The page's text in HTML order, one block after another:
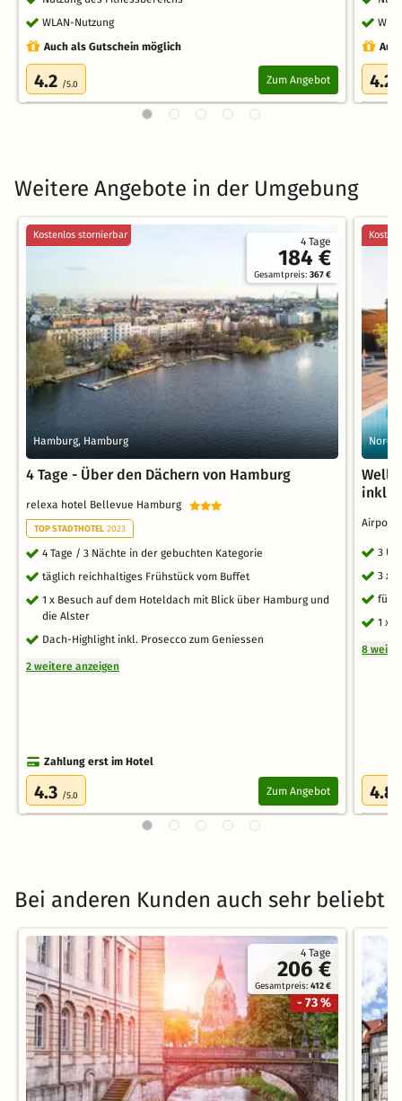
WLAN-Nutzung
Auch als Gutschein möglich
4.2 /5.0 Zum Angebot 4.2
Weitere Angebote in der Umgebung
4 Tage
184 €
Gesamtpreis:367 €
Kostenlos stornierbar
Hamburg, Hamburg
4 Tage - Über den Dächern von Hamburg
relexa hotel Bellevue Hamburg
TOP STADTHOTEL 2023
4 Tage / 3 Nächte in der gebuchten Kategorie
täglich reichhaltiges Frühstück vom Buffet
1 x Besuch auf dem Hoteldach mit Blick über Hamburg und
die Alster
Dach-Highlight inkl. Prosecco zum Geniessen
2 weitere anzeigen
Zahlung erst im Hotel
4.3 /5.0 Zum Angebot
Airport
3
3 x
für
1 x
8
4.8
Bei anderen Kunden auch sehr beliebt
4 Tage
206 €
Gesamtpreis:412 €
- 73 %